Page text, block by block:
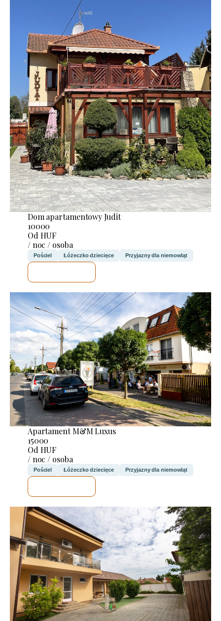
Dom apartamentowy Judit
10000
Od HUF
/ noc / osoba
Pościel Łóżeczko dziecięce Przyjazny dla niemowląt
Apartament M&M Luxus
15000
Od HUF
/ noc / osoba
Pościel Łóżeczko dziecięce Przyjazny dla niemowląt